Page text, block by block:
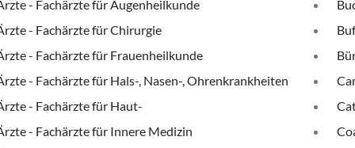
- Fachärzte für Augenheilkunde
- Fachärzte für Chirurgie
- Fachärzte für Frauenheilkunde
- Fachärzte für Hals-, Nasen-, Ohrenkrankheiten
- Fachärzte für Haut-
- Fachärzte für Innere Medizin